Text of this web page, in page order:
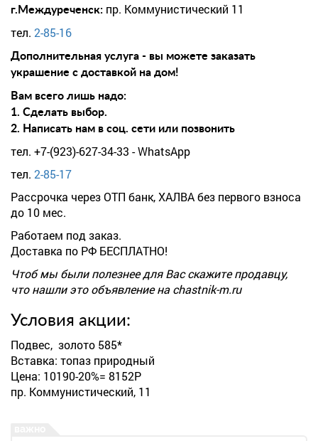
г.Междуреченск: пр. Коммунистический 11
тел. 2-85-16
Дополнительная услуга - вы можете заказать
украшение с доставкой на дом!
Вам всего лишь надо:
1. Сделать выбор.
2. Написать нам в соц. сети или позвонить
тел. +7-(923)-627-34-33 - WhatsApp
тел. 2-85-17
Рассрочка через ОТП банк, ХАЛВА без первого взноса
до 10 мес.
Работаем под заказ.
Доставка по РФ БЕСПЛАТНО!
Чтоб мы были полезнее для Вас скажите продавцу,
что нашли это объявление на chastnik-m.ru
Условия акции:
Подвес, золото 585*
Вставка: топаз природный
Цена: 10190-20%= 8152Р
пр. Коммунистический, 11